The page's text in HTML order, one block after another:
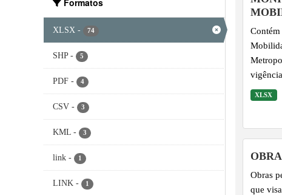
XLSX - 74
SHP - 5
PDF - 4
CSV - 3
KML - 3
link - 1
LINK - 1
Contém
XLSX
Obras
que